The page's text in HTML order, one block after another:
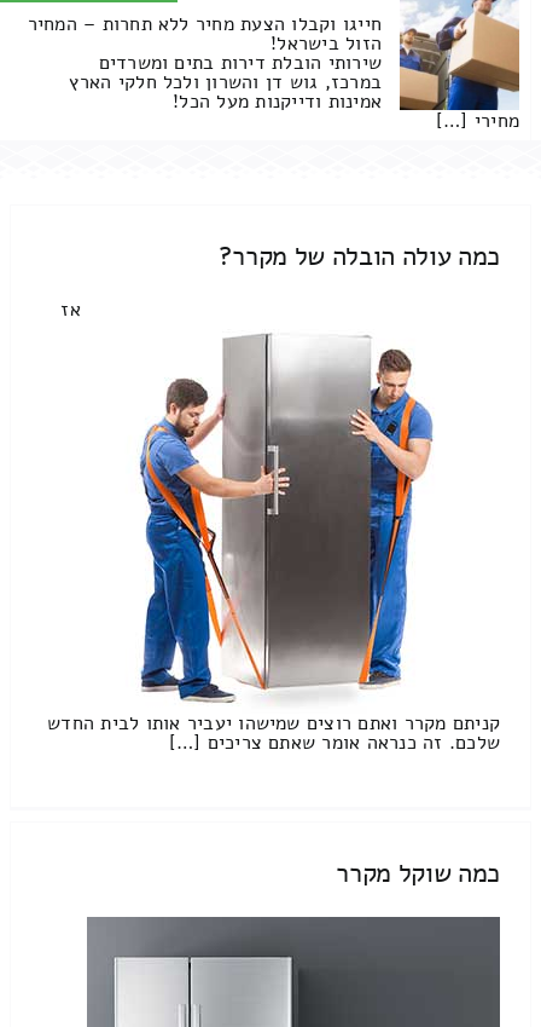
חייגו וקבלו הצעת מחיר ללא תחרות – המחיר
הזול בישראל!
שירותי הובלת דירות בתים ומשרדים
במרכז, גוש דן והשרון ולכל חלקי הארץ
אמינות ודייקנות מעל הכל!
מחירי […]
כמה עולה הובלה של מקרר?
אז
קניתם מקרר ואתם רוצים שמישהו יעביר אותו לבית החדש
שלכם. זה כנראה אומר שאתם צריכים […]
כמה שוקל מקרר